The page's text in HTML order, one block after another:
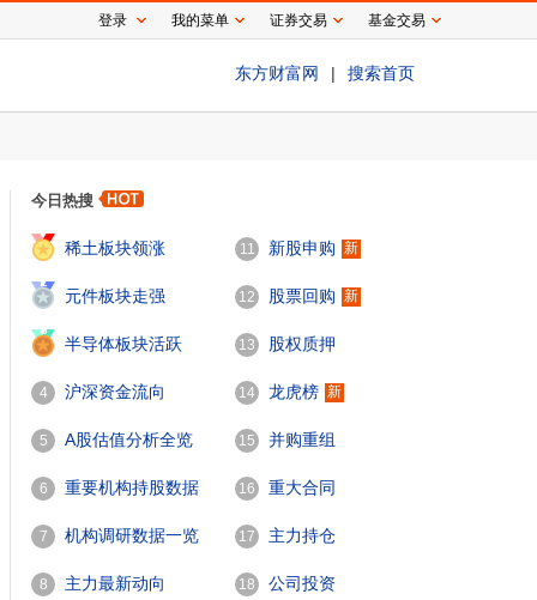
东方财富网 | 搜索首页
今日热搜
稀土板块领涨
2
元件板块走强
3
半导体板块活跃
4 沪深资金流向
5 A股估值分析全览
6 重要机构持股数据
7 机构调研数据一览
8 主力最新动向
11 新股申购 新
12 股票回购 新
13 股权质押
14 龙虎榜 新
15 并购重组
16 重大合同
17 主力持仓
18 公司投资
登录 我的菜单 证券交易 基金交易